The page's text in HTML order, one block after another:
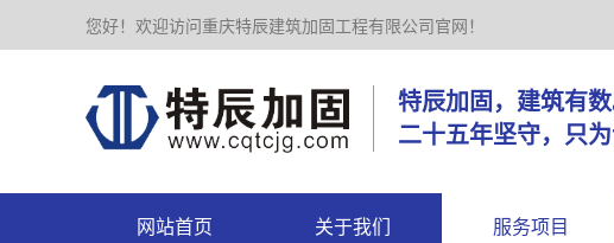
您好！欢迎访问重庆特辰建筑加固工程有限公司官网！
特辰加固，
二十五年坚守，只为
网站首页 关于我们 服务项目